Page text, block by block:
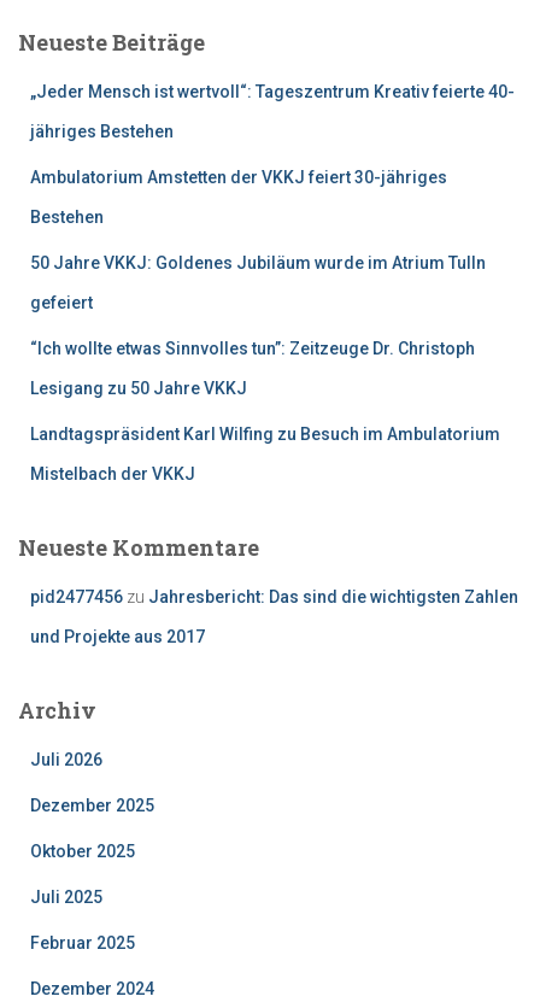
n
Neueste Beiträge
„Jeder Mensch ist wertvoll“: Tageszentrum Kreativ feierte 40-
jähriges Bestehen
Ambulatorium Amstetten der VKKJ feiert 30-jähriges
Bestehen
50 Jahre VKKJ: Goldenes Jubiläum wurde im Atrium Tulln
gefeiert
“Ich wollte etwas Sinnvolles tun”: Zeitzeuge Dr. Christoph
Lesigang zu 50 Jahre VKKJ
Landtagspräsident Karl Wilfing zu Besuch im Ambulatorium
Mistelbach der VKKJ
Neueste Kommentare
pid2477456 zu Jahresbericht: Das sind die wichtigsten Zahlen
und Projekte aus 2017
Archiv
Juli 2026
Dezember 2025
Oktober 2025
Juli 2025
Februar 2025
Dezember 2024